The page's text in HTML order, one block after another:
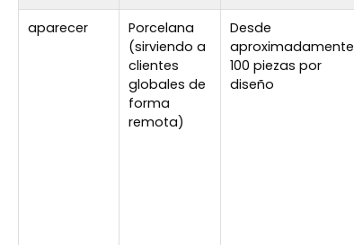
aparecer
Porcelana
(sirviendo a
clientes
globales de
forma
remota)
Desde
aproximadamente
100 piezas por
diseño